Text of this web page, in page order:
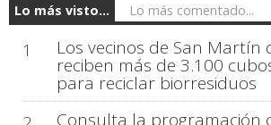
Lo más visto... Lo más comentado...
1 Los vecinos de San Martín
reciben más de 3.100
para reciclar biorresiduos
Consulta la programación